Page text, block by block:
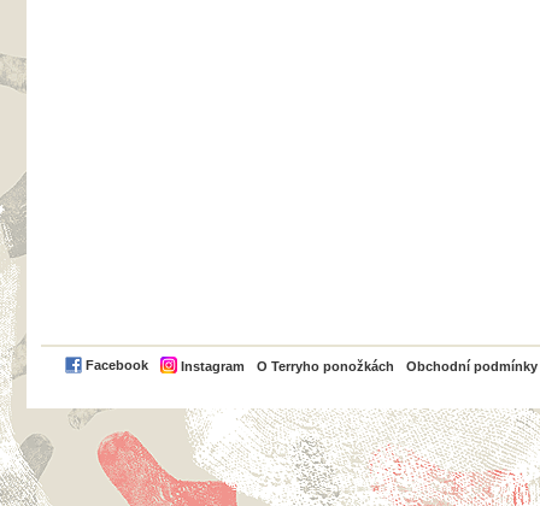
Facebook Instagram O Terryho ponožkách Obchodní podmínky
PayPal